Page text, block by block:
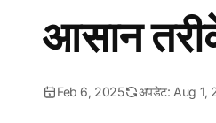
आसान
Feb 6, 2025 अपडेट: Aug 1,